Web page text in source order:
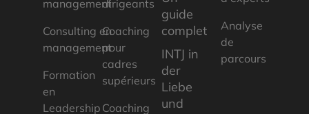
management
Consulting en
management
Formation
en
Leadership
dirigeants
Coaching
pour
cadres
supérieurs
Coaching
guide
complet
INTJ in
der
Liebe
und
Analyse
de
parcours